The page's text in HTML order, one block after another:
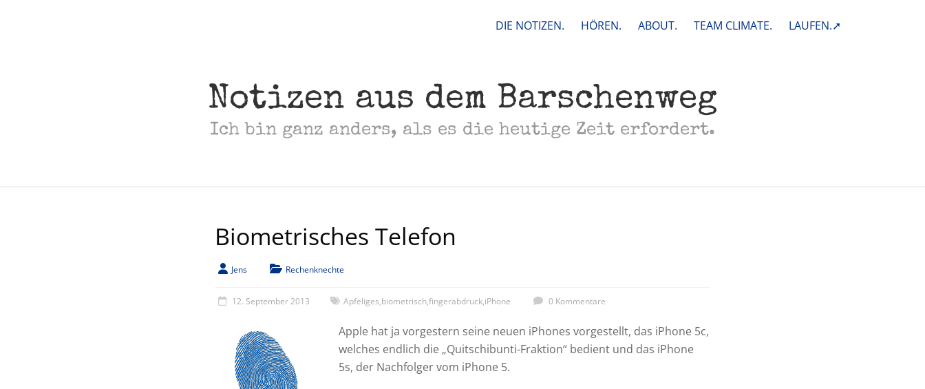
DIE NOTIZEN. HÖREN. ABOUT. TEAM CLIMATE. LAUFEN.➚
Notizen aus dem Barschenweg
Ich bin ganz anders, als es die heutige Zeit erfordert.
Biometrisches Telefon
Jens Rechenknechte
12. September 2013 Apfeliges,biometrisch,fingerabdruck,iPhone 0 Kommentare
Apple hat ja vorgestern seine neuen iPhones vorgestellt, das iPhone 5c,
welches endlich die „Quitschibunti-Fraktion“ bedient und das iPhone
5s, der Nachfolger vom iPhone 5.